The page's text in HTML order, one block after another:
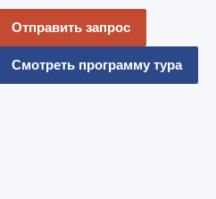
Отправить запрос
Смотреть программу тура